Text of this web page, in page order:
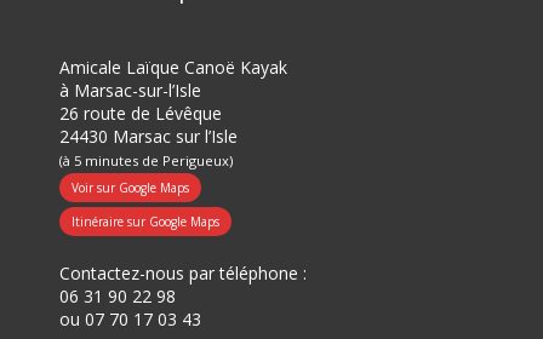
Amicale Laïque Canoë Kayak
à Marsac-sur-l’Isle
26 route de Lévêque
24430 Marsac sur l’Isle
(à 5 minutes de Perigueux)
Voir sur Google Maps
Itinéraire sur Google Maps
Contactez-nous par téléphone :
06 31 90 22 98
ou 07 70 17 03 43